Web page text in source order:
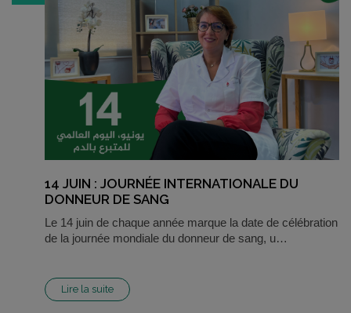
14 JUIN : JOURNÉE INTERNATIONALE DU
DONNEUR DE SANG
Le 14 juin de chaque année marque la date de célébration
de la journée mondiale du donneur de sang, u…
Lire la suite